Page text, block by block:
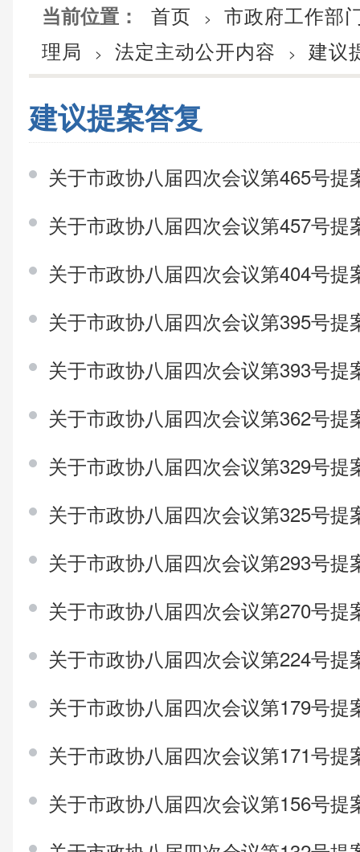
当前位置： 首页 >
市政府工作部
理局
> 法定主动公开内容 > 建议
建议提案答复
关于市政协八届四次会议第465号
关于市政协八届四次会议第457号
关于市政协八届四次会议第404号
关于市政协八届四次会议第395号
关于市政协八届四次会议第393号
关于市政协八届四次会议第362号
关于市政协八届四次会议第329号
关于市政协八届四次会议第325号
关于市政协八届四次会议第293号
关于市政协八届四次会议第270号
关于市政协八届四次会议第224号
关于市政协八届四次会议第179号
关于市政协八届四次会议第171号
关于市政协八届四次会议第156号